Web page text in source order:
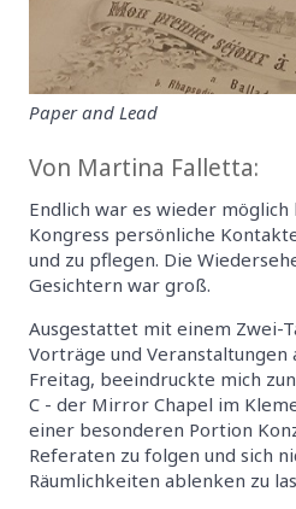
Paper and Lead
Von Martina Falletta:
Endlich war es wieder
Kongress persönliche
und zu pflegen. Die
Gesichtern war groß.
Ausgestattet mit einem Zwei-
Vorträge und Veranstaltungen
Freitag, beeindruckte mich
C - der Mirror Chapel im
einer besonderen Portion
Referaten zu folgen und sich
Räumlichkeiten ablenken zu